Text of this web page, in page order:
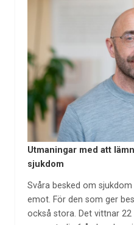
Utmaningar med att
sjukdom
Svåra besked om
emot. För den som ger
också stora. Det vittnar